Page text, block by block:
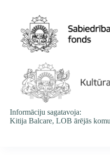
Informāciju sagatavoja:
Kitija Balcare, LOB ārējās